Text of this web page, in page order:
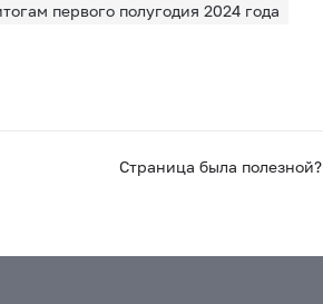
первого полугодия 2024 года
Страница была полезной?